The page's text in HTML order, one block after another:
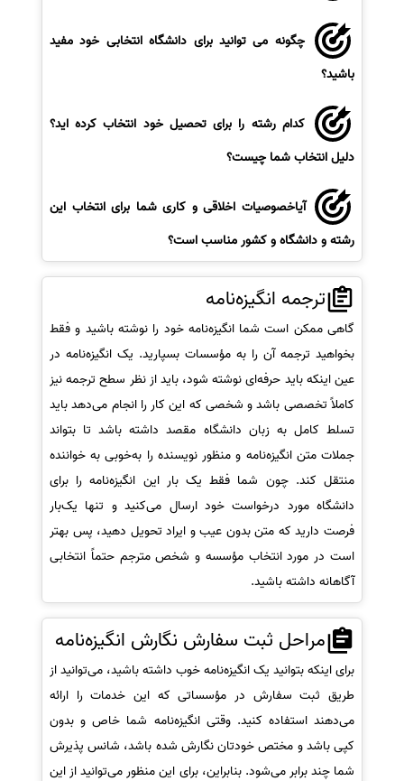
چگونه می توانید برای دانشگاه انتخابی خود مفید
باشید؟
کدام رشته را برای تحصیل خود انتخاب کرده اید؟
دلیل انتخاب شما چیست؟
آیاخصوصیات اخلاقی و کاری شما برای انتخاب این
رشته و دانشگاه و کشور مناسب است؟
ترجمه انگیزه‌نامه
گاهی ممکن است شما انگیزه‌نامه خود را نوشته باشید و فقط
بخواهید ترجمه آن را به مؤسسات بسپارید. یک انگیزه‌نامه در
عین اینکه باید حرفه‌ای نوشته شود، باید از نظر سطح ترجمه نیز
کاملاً تخصصی باشد و شخصی که این کار را انجام می‌دهد باید
تسلط کامل به زبان دانشگاه مقصد داشته باشد تا بتواند
جملات متن انگیزه‌نامه و منظور نویسنده را به‌خوبی به خواننده
منتقل کند. چون شما فقط یک بار این انگیزه‌نامه را برای
دانشگاه مورد درخواست خود ارسال می‌کنید و تنها یک‌بار
فرصت دارید که متن بدون عیب و ایراد تحویل دهید، پس بهتر
است در مورد انتخاب مؤسسه و شخص مترجم حتماً انتخابی
آگاهانه داشته باشید.
مراحل ثبت سفارش نگارش انگیزه‌نامه
برای اینکه بتوانید یک انگیزه‌نامه خوب داشته باشید، می‌توانید از
طریق ثبت سفارش در مؤسساتی که این خدمات را ارائه
می‌دهند استفاده کنید. وقتی انگیزه‌نامه شما خاص و بدون
کپی باشد و مختص خودتان نگارش شده باشد، شانس پذیرش
شما چند برابر می‌شود. بنابراین، برای این منظور می‌توانید از این